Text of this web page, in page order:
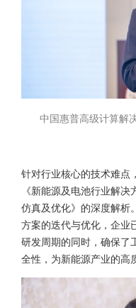
中国惠普高级计算解
针对行业核心的技术难点
《新能源及电池行业解
仿真及优化》的深度解析
方案的迭代与优化，企业
研发周期的同时，确保了
全性，为新能源产业的高